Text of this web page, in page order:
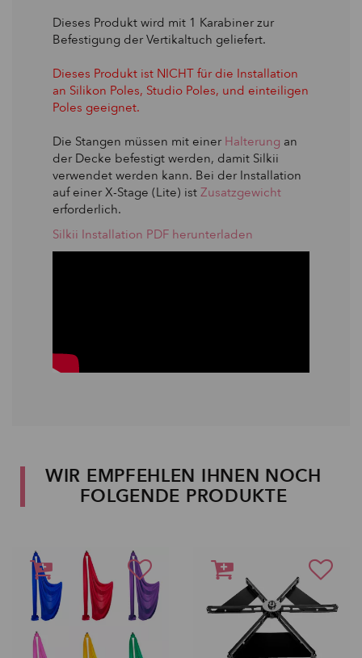
Dieses Produkt wird mit 1 Karabiner zur
Befestigung der Vertikaltuch geliefert.
Dieses Produkt ist NICHT für die Installation
an Silikon Poles, Studio Poles, und einteiligen
Poles geeignet.
Die Stangen müssen mit einer Halterung an
der Decke befestigt werden, damit Silkii
verwendet werden kann. Bei der Installation
auf einer X-Stage (Lite) ist Zusatzgewicht
erforderlich.
Silkii Installation PDF herunterladen
WIR EMPFEHLEN IHNEN NOCH
FOLGENDE PRODUKTE